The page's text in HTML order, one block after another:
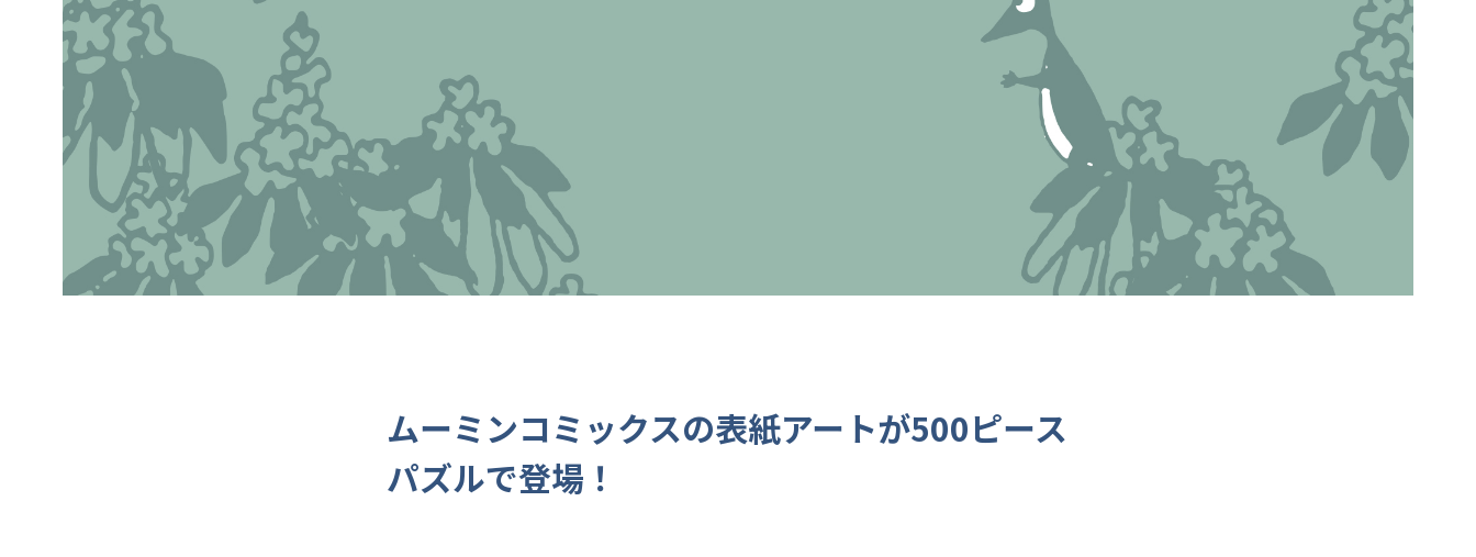
ムーミンコミックスの表紙アートが500ピース
パズルで登場！